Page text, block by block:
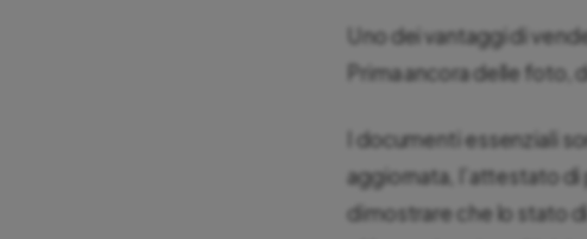
Uno dei vantaggi di
Prima ancora delle foto,
I documenti essenziali
aggiornata, l’attestato
dimostrare che lo stato